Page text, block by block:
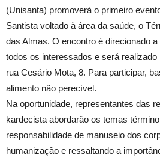
(Unisanta) promoverá o primeiro
Santista voltado à área da saúde, o
das Almas. O encontro é direcionado
todos os interessados e será realizado
rua Cesário Mota, 8. Para participar,
alimento não perecível.
Na oportunidade, representantes das
kardecista abordarão os temas
responsabilidade de manuseio dos
humanização e ressaltando a